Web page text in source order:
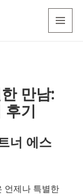
만남:
후기
너 에스
언제나 특별한